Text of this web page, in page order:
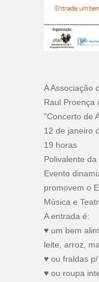
A Associação
Raul Proença
"Concerto de
12 de janeiro
19 horas
Polivalente
Evento
promovem o
Música e
A entrada é:
♥️ um bem
leite, arroz,
♥️ ou fraldas
♥️ ou roupa